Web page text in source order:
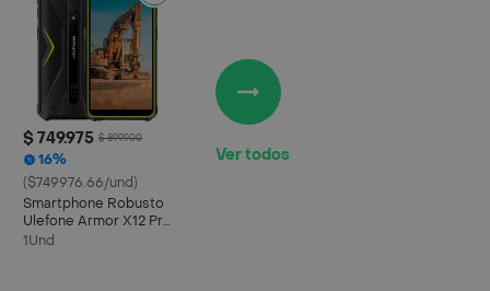
$ 749.975 $ 899.900
16%
($749976.66/und)
Smartphone Robusto
Ulefone Armor X12 Pro
64 Gb
1Und
Ver todos